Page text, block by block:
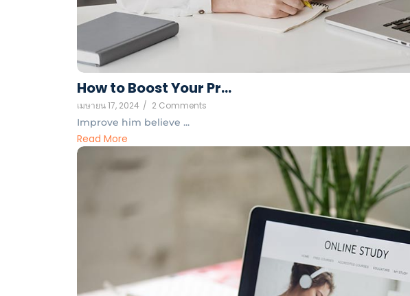
How to Boost Your Pr…
เมษายน 17, 2024 / 2 Comments
Improve him believe ...
Read More